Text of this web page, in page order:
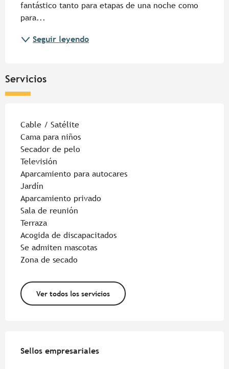
fantástico tanto para etapas de una noche como
para...
Seguir leyendo
Servicios
Cable / Satélite
Cama para niños
Secador de pelo
Televisión
Aparcamiento para autocares
Jardín
Aparcamiento privado
Sala de reunión
Terraza
Acogida de discapacitados
Se admiten mascotas
Zona de secado
Ver todos los servicios
Sellos empresariales
Sellos empresariales